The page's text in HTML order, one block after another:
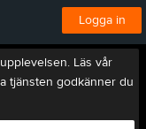
Logga in
Läs vår
tjänsten godkänner du